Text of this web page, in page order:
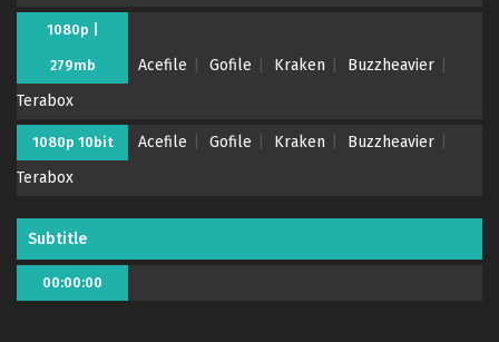
1080p |
279mb Acefile Gofile Kraken
Buzzheavier
Terabox
1080p 10bit Acefile Gofile Kraken
Buzzheavier
Terabox
Subtitle
00:00:00
Kanan-sama wa Akumade Choroi – (Batch 01-
Eps 12 END - June 21, 2026
Kanan-sama wa Akumade Choroi – Ep 11 (Dual